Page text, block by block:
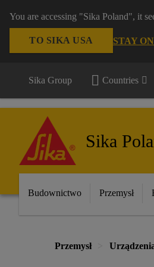
You are accessing "Sika Poland", it
TO SIKA USA STAY
Sika Group Countries
Sika
Budownictwo Przemysł
Przemysł